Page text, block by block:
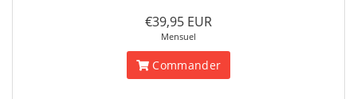
€39,95 EUR
Mensuel
Commander